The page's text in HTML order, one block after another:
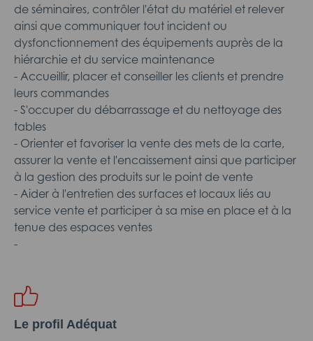
de séminaires, contrôler l'état du matériel et relever
ainsi que communiquer tout incident ou
dysfonctionnement des équipements auprès de la
hiérarchie et du service maintenance
- Accueillir, placer et conseiller les clients et prendre
leurs commandes
- S'occuper du débarrassage et du nettoyage des
tables
- Orienter et favoriser la vente des mets de la carte,
assurer la vente et l'encaissement ainsi que participer
à la gestion des produits sur le point de vente
- Aider à l'entretien des surfaces et locaux liés au
service vente et participer à sa mise en place et à la
tenue des espaces ventes
-
Le profil Adéquat